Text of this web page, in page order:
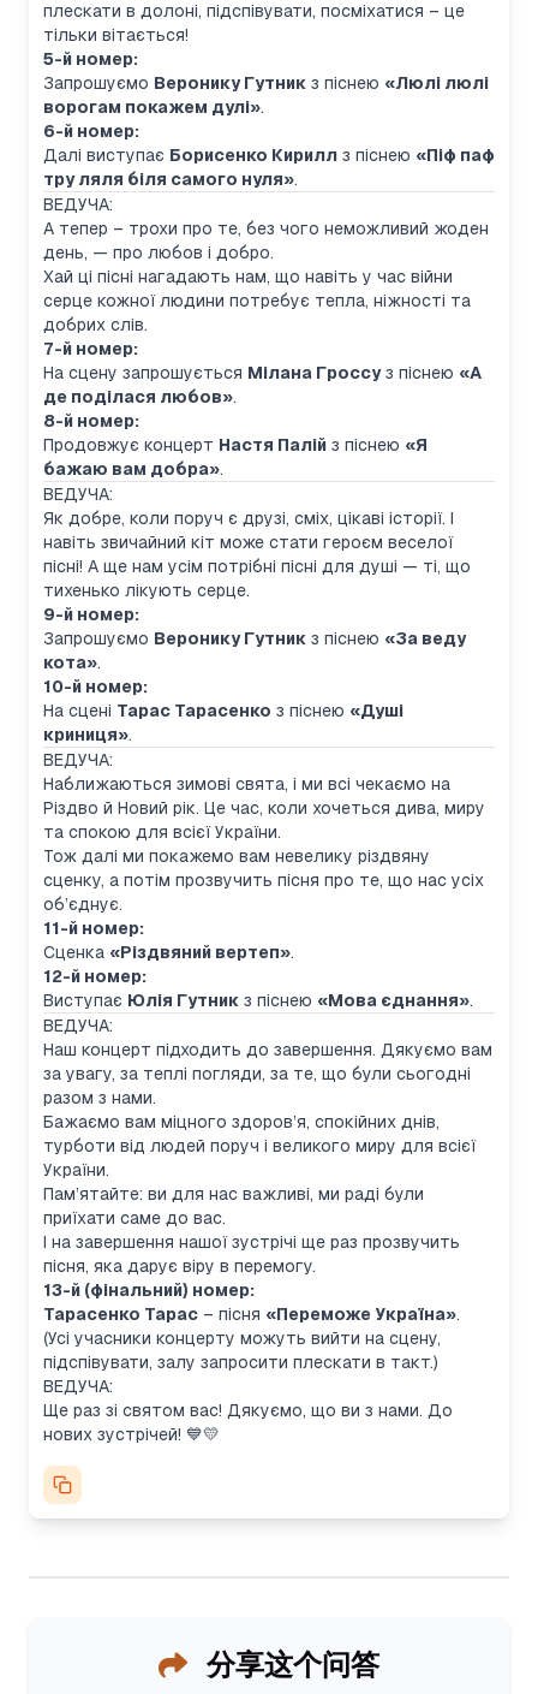
плескати в долоні, підспівувати, посміхатися – це
тільки вітається!
5-й номер:
Запрошуємо Веронику Гутник з піснею «Люлі люлі
ворогам покажем дулі».
6-й номер:
Далі виступає Борисенко Кирилл з піснею «Піф паф
тру ляля біля самого нуля».
ВЕДУЧА:
А тепер – трохи про те, без чого неможливий жоден
день, — про любов і добро.
Хай ці пісні нагадають нам, що навіть у час війни
серце кожної людини потребує тепла, ніжності та
добрих слів.
7-й номер:
На сцену запрошується Мілана Гроссуз піснею «А
де поділася любов».
8-й номер:
Продовжує концерт Настя Палій з піснею «Я
бажаю вам добра».
ВЕДУЧА:
Як добре, коли поруч є друзі, сміх, цікаві історії. І
навіть звичайний кіт може стати героєм веселої
пісні! А ще нам усім потрібні пісні для душі — ті, що
тихенько лікують серце.
9-й номер:
Запрошуємо Веронику Гутник з піснею «За веду
кота».
10-й номер:
На сцені Тарас Тарасенко з піснею «Душі
криниця».
ВЕДУЧА:
Наближаються зимові свята, і ми всі чекаємо на
Різдво й Новий рік. Це час, коли хочеться дива, миру
та спокою для всієї України.
Тож далі ми покажемо вам невелику різдвяну
сценку, а потім прозвучить пісня про те, що нас усіх
об’єднує.
11-й номер:
Сценка «Різдвяний вертеп».
12-й номер:
Виступає Юлія Гутник з піснею «Мова єднання».
ВЕДУЧА:
Наш концерт підходить до завершення. Дякуємо вам
за увагу, за теплі погляди, за те, що були сьогодні
разом з нами.
Бажаємо вам міцного здоров’я, спокійних днів,
турботи від людей поруч і великого миру для всієї
України.
Пам’ятайте: ви для нас важливі, ми раді були
приїхати саме до вас.
І на завершення нашої зустрічі ще раз прозвучить
пісня, яка дарує віру в перемогу.
13-й (фінальний) номер:
Тарасенко Тарас – пісня «Переможе Україна».
(Усі учасники концерту можуть вийти на сцену,
підспівувати, залу запросити плескати в такт.)
ВЕДУЧА:
Ще раз зі святом вас! Дякуємо, що ви з нами. До
нових зустрічей! 💙💛
分享这个问答